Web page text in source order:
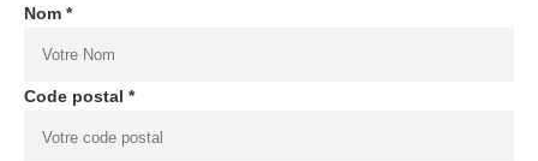
Nom *
Code postal *